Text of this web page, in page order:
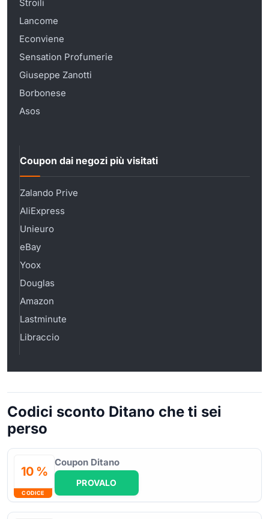
Stroili
Lancome
Econviene
Sensation Profumerie
Giuseppe Zanotti
Borbonese
Asos
Coupon dai negozi più visitati
Zalando Prive
AliExpress
Unieuro
eBay
Yoox
Douglas
Amazon
Lastminute
Libraccio
Codici sconto Ditano che ti sei
perso
10 %
CODICE
Coupon Ditano
PROVALO